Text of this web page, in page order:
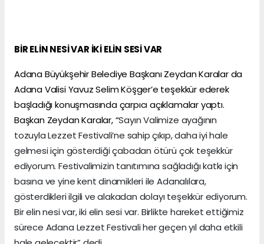
BİR ELİN NESİ VAR İKİ ELİN SESİ VAR
Adana Büyükşehir Belediye Başkanı Zeydan Karalar da
Adana Valisi Yavuz Selim Köşger’e teşekkür ederek
başladığı konuşmasında çarpıcı açıklamalar yaptı.
Başkan Zeydan Karalar, “Sayın Valimize ayağının
tozuyla Lezzet Festivali’ne sahip çıkıp, daha iyi hale
gelmesi için gösterdiği çabadan ötürü çok teşekkür
ediyorum. Festivalimizin tanıtımına sağladığı katkı için
basına ve yine kent dinamikleri ile Adanalılara,
gösterdikleri ilgili ve alakadan dolayı teşekkür ediyorum.
Bir elin nesi var, iki elin sesi var. Birlikte hareket ettiğimiz
sürece Adana Lezzet Festivali her geçen yıl daha etkili